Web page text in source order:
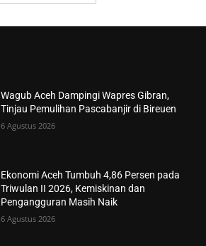
Wagub Aceh Dampingi Wapres Gibran,
Tinjau Pemulihan Pascabanjir di Bireuen
6 Agustus 2026
Ekonomi Aceh Tumbuh 4,86 Persen pada
Triwulan II 2026, Kemiskinan dan
Pengangguran Masih Naik
6 Agustus 2026